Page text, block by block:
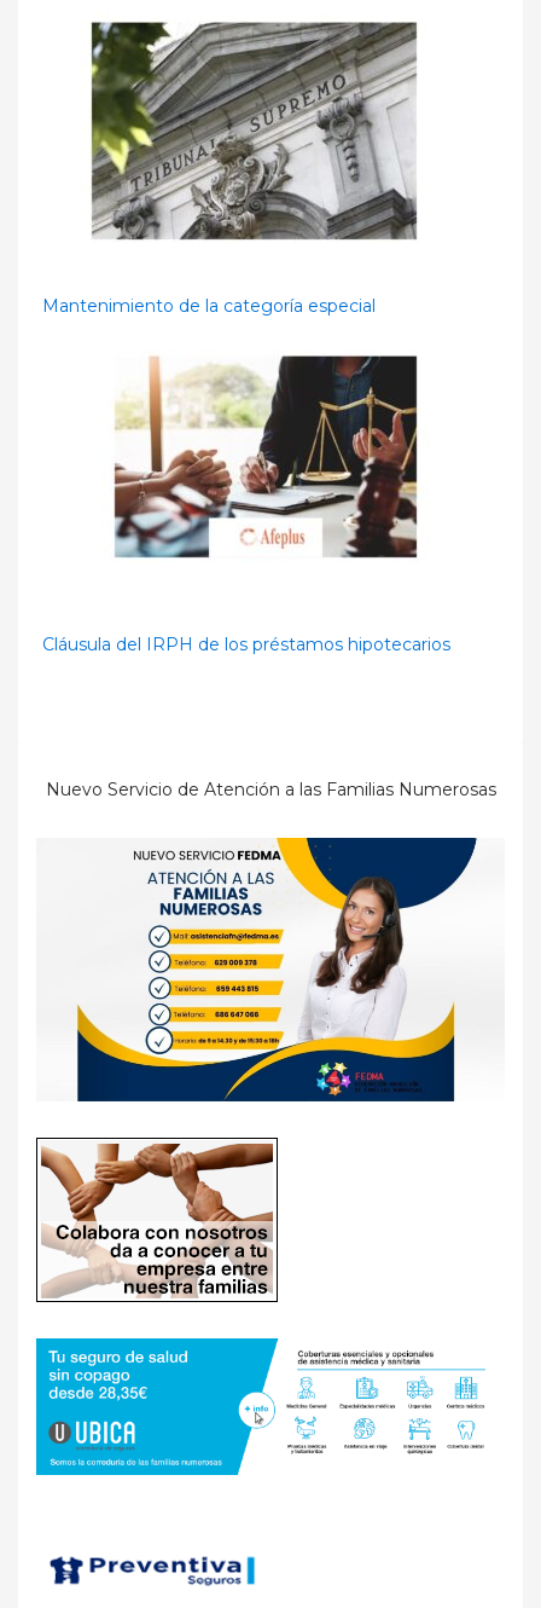
Mantenimiento de la categoría especial
Cláusula del IRPH de los préstamos hipotecarios
Nuevo Servicio de Atención a las Familias Numerosas